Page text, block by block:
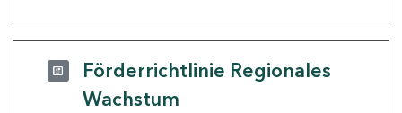
Förderrichtlinie Regionales
Wachstum